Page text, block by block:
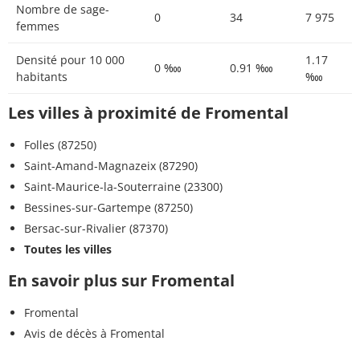
Nombre de sage-
femmes
0 34 7 975
Densité pour 10 000
habitants
0 ‱ 0.91 ‱
1.17
‱
Les villes à proximité de Fromental
Folles (87250)
Saint-Amand-Magnazeix (87290)
Saint-Maurice-la-Souterraine (23300)
Bessines-sur-Gartempe (87250)
Bersac-sur-Rivalier (87370)
Toutes les villes
En savoir plus sur Fromental
Fromental
Avis de décès à Fromental